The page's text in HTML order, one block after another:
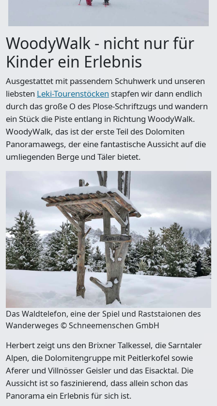
WoodyWalk - nicht nur für
Kinder ein Erlebnis
Ausgestattet mit passendem Schuhwerk und unseren
liebsten Leki-Tourenstöcken stapfen wir dann endlich
durch das große O des Plose-Schriftzugs und wandern
ein Stück die Piste entlang in Richtung WoodyWalk.
WoodyWalk, das ist der erste Teil des Dolomiten
Panoramawegs, der eine fantastische Aussicht auf die
umliegenden Berge und Täler bietet.
Das Waldtelefon, eine der Spiel und Raststaionen des
Wanderweges © Schneemenschen GmbH
Herbert zeigt uns den Brixner Talkessel, die Sarntaler
Alpen, die Dolomitengruppe mit Peitlerkofel sowie
Aferer und Villnösser Geisler und das Eisacktal. Die
Aussicht ist so faszinierend, dass allein schon das
Panorama ein Erlebnis für sich ist.